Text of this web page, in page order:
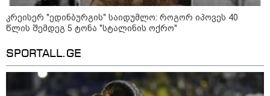
მკვლელობა პირდაპირ ეთერში:
ცნობილ "ტიკტოკერს" ლაივის
დროს ესროლეს, ის ადგილზე
გარდაიცვალა - რას ამბობს
კატეგორიის ყველა სიახლე
კრეისერ "ედინბურგის" საიდუმლო: როგორ იპოვეს 40
წლის შემდეგ 5 ტონა "სტალინის ოქრო"
SPORTALL.GE